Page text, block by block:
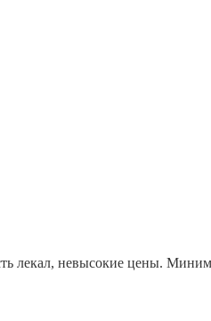
лекал, невысокие цены.